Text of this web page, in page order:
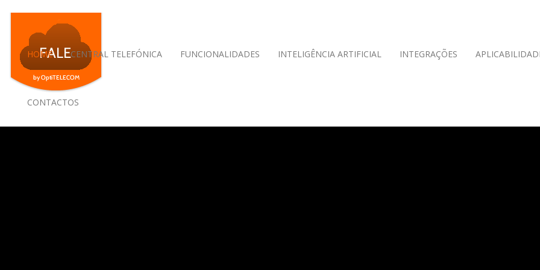
HOME CENTRAL TELEFÓNICA FUNCIONALIDADES INTELIGÊNCIA ARTIFICIAL INTEGRAÇÕES
CONTACTOS